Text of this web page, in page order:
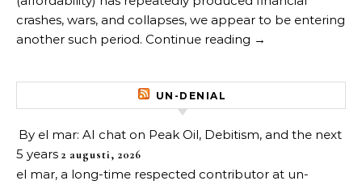
crashes, wars, and collapses, we appear to be entering
another such period. Continue reading →
UN-DENIAL
By el mar: AI chat on Peak Oil, Debitism, and the next
5 years 2 augusti, 2026
el mar, a long-time respected contributor at un-